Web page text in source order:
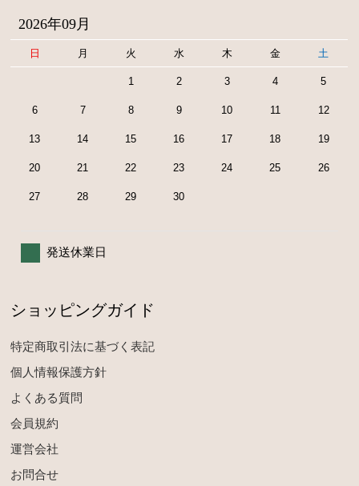
2026年09月
日 月 火 水 木 金 土
1 2 3 4 5
6 7 8 9 10 11 12
13 14 15 16 17 18 19
20 21 22 23 24 25 26
27 28 29 30
発送休業日
ショッピングガイド
特定商取引法に基づく表記
個人情報保護方針
よくある質問
会員規約
運営会社
お問合せ